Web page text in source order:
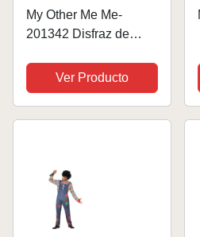
My Other Me Me-
201342 Disfraz de
M-L (201342)
Ver Producto